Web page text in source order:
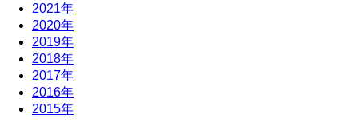
2021年
2020年
2019年
2018年
2017年
2016年
2015年